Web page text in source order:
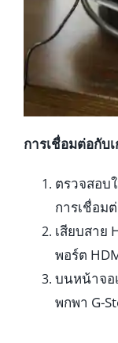
การเชื่อมต่อกับ
ตรวจสอบ
การเชื่อม
เสียบสาย
พอร์ต
บนหน้าจอ
พกพา G-